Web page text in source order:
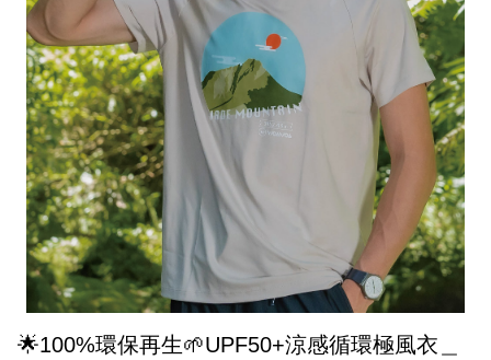
🌟100%環保再生🌱UPF50+涼感循環極風衣＿